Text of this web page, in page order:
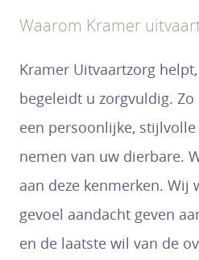
Waarom Kramer
Kramer Uitvaartzorg
begeleidt u zorgvuldig.
een persoonlijke,
nemen van uw dierbare.
aan deze kenmerken.
gevoel aandacht geven
en de laatste wil van de